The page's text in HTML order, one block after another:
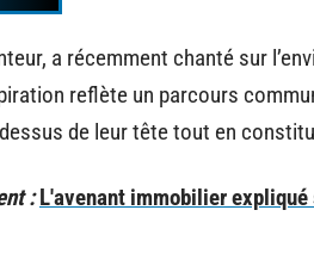
a récemment chanté sur
reflète un parcours
de leur tête tout en
: L'avenant immobilier